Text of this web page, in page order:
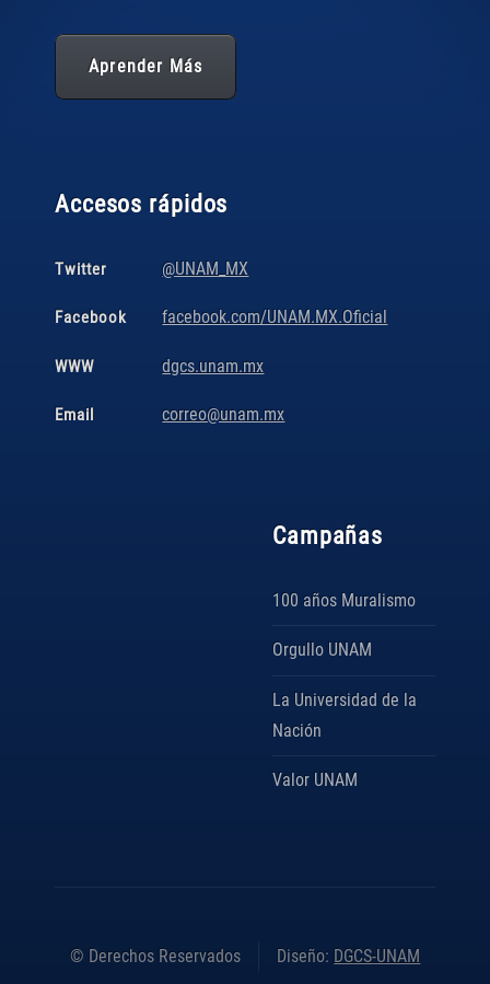
Campañas
100 años Muralismo
Orgullo UNAM
La Universidad de la
Nación
Valor UNAM
Aprender Más
Accesos rápidos
Twitter @UNAM_MX
Facebook facebook.com/UNAM.MX.Oficial
WWW dgcs.unam.mx
Email correo@unam.mx
© Derechos Reservados Diseño: DGCS-UNAM